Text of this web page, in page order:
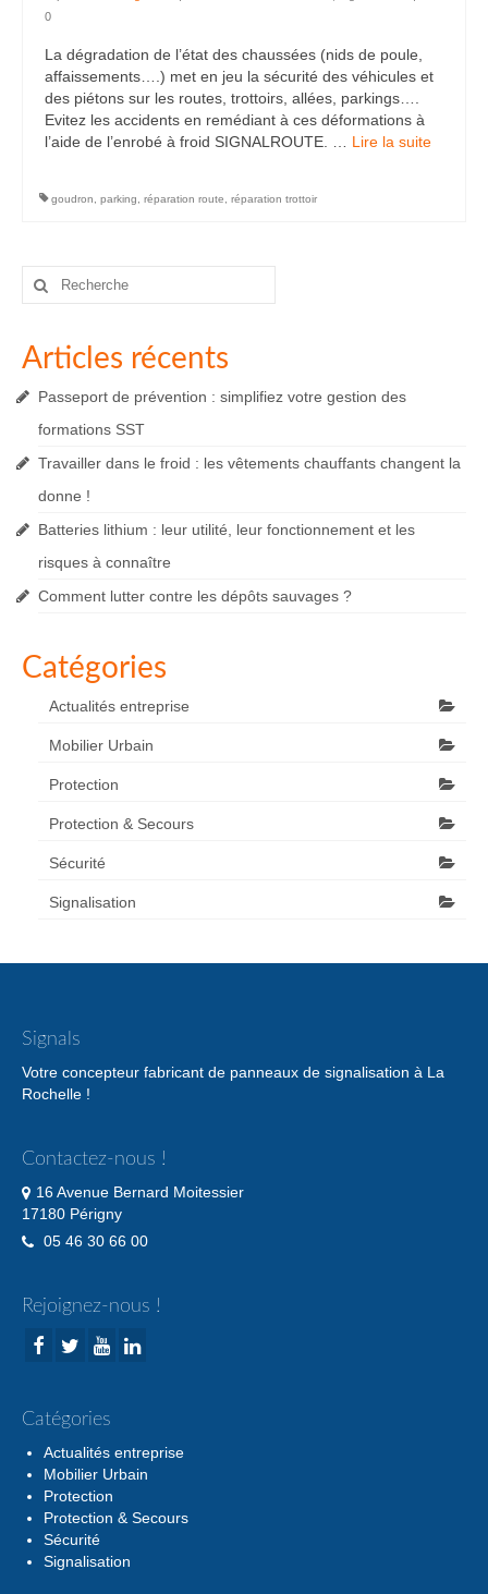
0
La dégradation de l’état des chaussées (nids de poule,
affaissements….) met en jeu la sécurité des véhicules et
des piétons sur les routes, trottoirs, allées, parkings….
Evitez les accidents en remédiant à ces déformations à
l’aide de l’enrobé à froid SIGNALROUTE. … Lire la suite­­
goudron parking réparation route réparation trottoir
Rechercher
Articles récents
Passeport de prévention : simplifiez votre gestion des
formations SST
Travailler dans le froid : les vêtements chauffants changent la
donne !
Batteries lithium : leur utilité, leur fonctionnement et les
risques à connaître
Comment lutter contre les dépôts sauvages ?
Catégories
Actualités entreprise
Mobilier Urbain
Protection
Protection & Secours
Sécurité
Signalisation
Signals
Votre concepteur fabricant de panneaux de signalisation à La
Rochelle !
Contactez-nous !
16 Avenue Bernard Moitessier
17180 Périgny
05 46 30 66 00
Rejoignez-nous !
Catégories
Actualités entreprise
Mobilier Urbain
Protection
Protection & Secours
Sécurité
Signalisation